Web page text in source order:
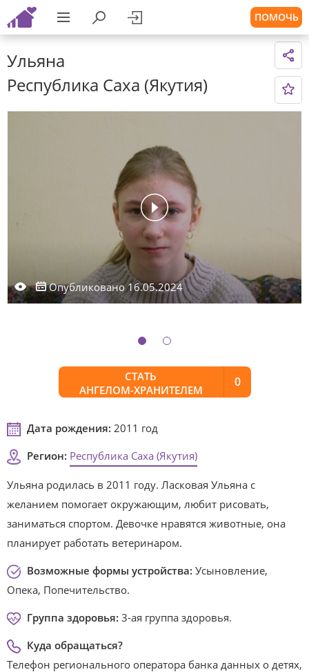
ПОМОЧЬ
Ульяна
Республика Саха (Якутия)
Опубликовано 16.05.2024
СТАТЬ
АНГЕЛОМ-ХРАНИТЕЛЕМ
0
Дата рождения: 2011 год
Регион: Республика Саха (Якутия)
Ульяна родилась в 2011 году. Ласковая Ульяна с
желанием помогает окружающим, любит рисовать,
заниматься спортом. Девочке нравятся животные, она
планирует работать ветеринаром.
Возможные формы устройства: Усыновление,
Опека, Попечительство.
Группа здоровья: 3-ая группа здоровья.
Куда обращаться?
Телефон регионального оператора банка данных о детях,